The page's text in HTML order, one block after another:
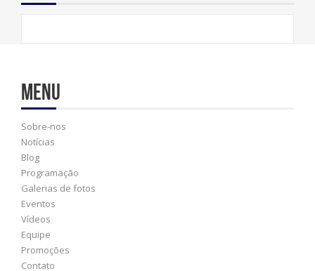
Menu
Sobre-nos
Notícias
Blog
Programação
Galerias de fotos
Eventos
Vídeos
Equipe
Promoções
Contato